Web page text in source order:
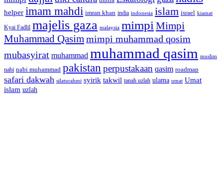
helper imam mahdi imran khan india indonesia islam israel kiamat
Kyai Fadlil majelis gaza malaysia mimpi Mimpi
Muhammad Qasim mimpi muhammad qosim
mubasyirat muhammad muhammad qasim muslim
nabi nabi muhammad pakistan perpustakaan qasim roadmap
safari dakwah silaturahmi syirik takwil tanah uzlah ulama umat Umat
islam uzlah